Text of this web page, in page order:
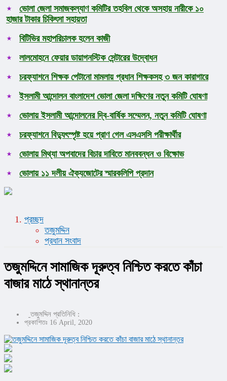
ভোলা জেলা সমাজকল্যাণ কমিটির তহবিল থেকে অসহায় নারীকে ১০
হাজার টাকার চিকিৎসা সহায়তা
বিটিভির মহাপরিচালক হলেন কাজী
লালমোহনে ফেয়ার ডায়াগনস্টিক সেন্টারের উদ্বোধন
চরফ্যাশনে শিক্ষক পেটানো মামলায় প্রধান শিক্ষকসহ ৩ জন কারাগারে
ইসলামী আন্দোলন বাংলাদেশ ভোলা জেলা দক্ষিণের নতুন কমিটি ঘোষণা
ভোলায় ইসলামী আন্দোলনের দ্বি-বার্ষিক সম্মেলন, নতুন কমিটি ঘোষণা
চরফ্যাশনে বিদ্যুৎস্পৃষ্ট হয়ে প্রাণ গেল এসএসসি পরীক্ষার্থীর
ভোলায় মিথ্যা অপবাদের বিচার দাবিতে মানববন্ধন ও বিক্ষোভ
ভোলায় ১১ দলীয় ঐক্যজোটের স্মারকলিপি প্রদান
প্রচ্ছদ
তজুমদ্দিন
প্রধান সংবাদ
তজুমদ্দিনে সামাজিক দূরুত্ব নিশ্চিত করতে কাঁচা
বাজার মাঠে স্থানান্তর
তজুমদ্দিন প্রতিনিধি :
প্রকাশিতঃ 16 April, 2020